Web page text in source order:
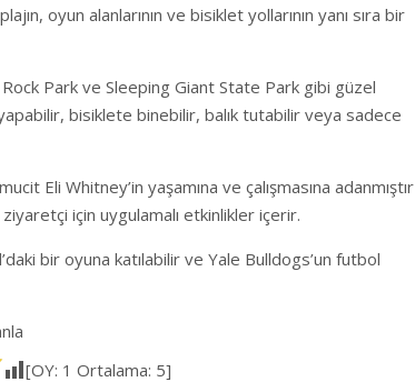
oyun alanlarının ve bisiklet yollarının yanı sıra bir
Park ve Sleeping Giant State Park gibi güzel
bisiklete binebilir, balık tutabilir veya sadece
Eli Whitney’in yaşamına ve çalışmasına adanmıştır
için uygulamalı etkinlikler içerir.
bir oyuna katılabilir ve Yale Bulldogs’un futbol
[OY: 1 Ortalama: 5]